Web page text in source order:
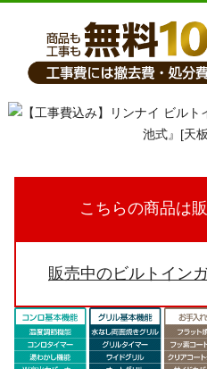
こちらの商品は
販売中のビルトイン